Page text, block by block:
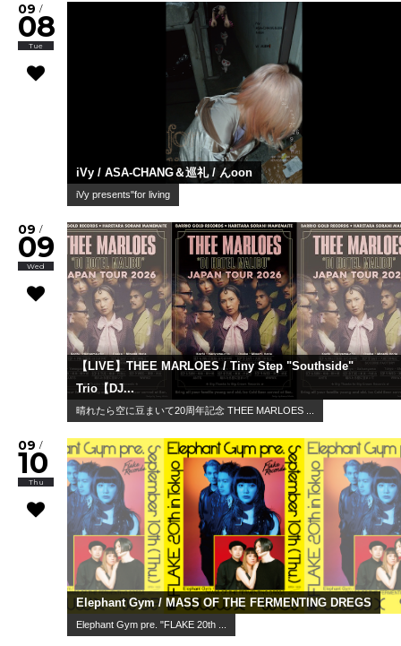
09 /
08
Tue
iVy / ASA-CHANG＆巡礼 / んoon
iVy presents"for living
09 /
09
Wed
【LIVE】THEE MARLOES / Tiny Step "Southside"
Trio【DJ...
晴れたら空に豆まいて20周年記念 THEE MARLOES ...
09 /
10
Thu
Elephant Gym / MASS OF THE FERMENTING DREGS
Elephant Gym pre. "FLAKE 20th ...